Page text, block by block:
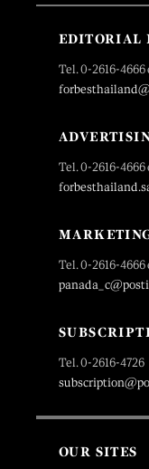
EDITORIAL
Tel. 0-2616-4666
Tel. 0-2616-4666
Tel. 0-2616-4666
Tel. 0-2616-4726
OUR SITES